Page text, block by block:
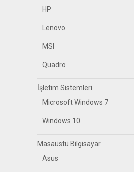
HP
Lenovo
MSI
Quadro
İşletim Sistemleri
Microsoft Windows 7
Windows 10
Masaüstü Bilgisayar
Asus